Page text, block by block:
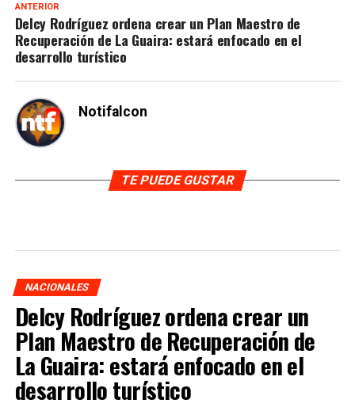
ANTERIOR
Delcy Rodríguez ordena crear un Plan Maestro de
Recuperación de La Guaira: estará enfocado en el
desarrollo turístico
Notifalcon
TE PUEDE GUSTAR
NACIONALES
Delcy Rodríguez ordena crear un
Plan Maestro de Recuperación de
La Guaira: estará enfocado en el
desarrollo turístico